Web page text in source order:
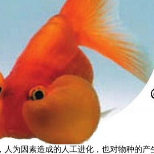
人为因素造成的人工进化，也对物种的产